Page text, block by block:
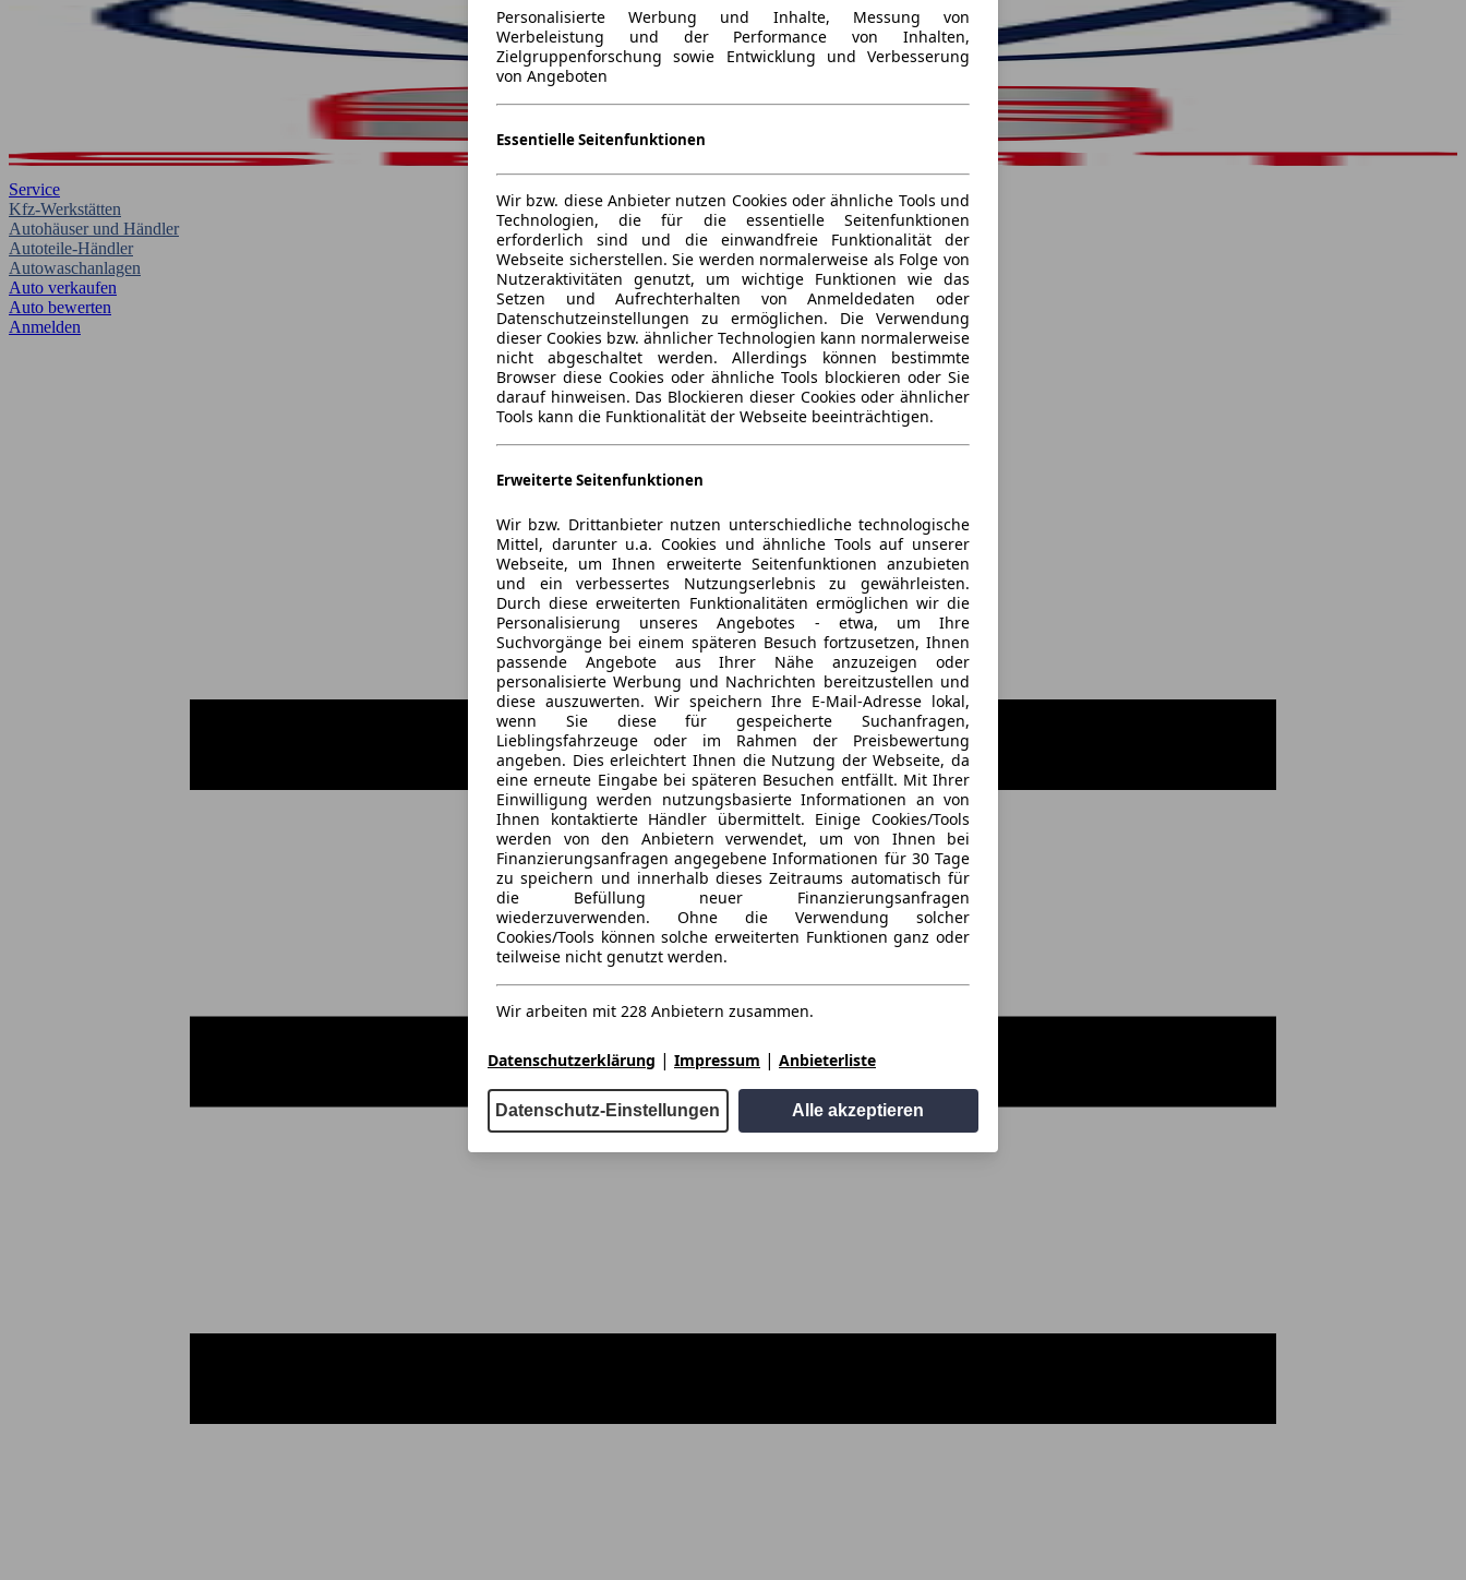
Service
Kfz-Werkstätten
Autohäuser und Händler
Autoteile-Händler
Autowaschanlagen
Auto verkaufen
Auto bewerten
Anmelden
Personalisierte Werbung und Inhalte, Messung von
Werbeleistung und der Performance von Inhalten,
Zielgruppenforschung sowie Entwicklung und Verbesserung
von Angeboten
Essentielle Seitenfunktionen
Wir bzw. diese Anbieter nutzen Cookies oder ähnliche Tools und
Technologien, die für die essentielle Seitenfunktionen
erforderlich sind und die einwandfreie Funktionalität der
Webseite sicherstellen. Sie werden normalerweise als Folge von
Nutzeraktivitäten genutzt, um wichtige Funktionen wie das
Setzen und Aufrechterhalten von Anmeldedaten oder
Datenschutzeinstellungen zu ermöglichen. Die Verwendung
dieser Cookies bzw. ähnlicher Technologien kann normalerweise
nicht abgeschaltet werden. Allerdings können bestimmte
Browser diese Cookies oder ähnliche Tools blockieren oder Sie
darauf hinweisen. Das Blockieren dieser Cookies oder ähnlicher
Tools kann die Funktionalität der Webseite beeinträchtigen.
Erweiterte Seitenfunktionen
Wir bzw. Drittanbieter nutzen unterschiedliche technologische
Mittel, darunter u.a. Cookies und ähnliche Tools auf unserer
Webseite, um Ihnen erweiterte Seitenfunktionen anzubieten
und ein verbessertes Nutzungserlebnis zu gewährleisten.
Durch diese erweiterten Funktionalitäten ermöglichen wir die
Personalisierung unseres Angebotes - etwa, um Ihre
Suchvorgänge bei einem späteren Besuch fortzusetzen, Ihnen
passende Angebote aus Ihrer Nähe anzuzeigen oder
personalisierte Werbung und Nachrichten bereitzustellen und
diese auszuwerten. Wir speichern Ihre E-Mail-Adresse lokal,
wenn Sie diese für gespeicherte Suchanfragen,
Lieblingsfahrzeuge oder im Rahmen der Preisbewertung
angeben. Dies erleichtert Ihnen die Nutzung der Webseite, da
eine erneute Eingabe bei späteren Besuchen entfällt. Mit Ihrer
Einwilligung werden nutzungsbasierte Informationen an von
Ihnen kontaktierte Händler übermittelt. Einige Cookies/Tools
werden von den Anbietern verwendet, um von Ihnen bei
Finanzierungsanfragen angegebene Informationen für 30 Tage
zu speichern und innerhalb dieses Zeitraums automatisch für
die Befüllung neuer Finanzierungsanfragen
wiederzuverwenden. Ohne die Verwendung solcher
Cookies/Tools können solche erweiterten Funktionen ganz oder
teilweise nicht genutzt werden.
Wir arbeiten mit 228 Anbietern zusammen.
Datenschutzerklärung | Impressum | Anbieterliste
Datenschutz-Einstellungen Alle akzeptieren